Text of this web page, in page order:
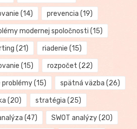
(14) prevencia (19)
modernej spoločnosti (15)
(21) riadenie (15)
(15) rozpočet (22)
problémy(15) spätná väzba (26)
(20) stratégia (25)
(47) SWOT analýzy(20)